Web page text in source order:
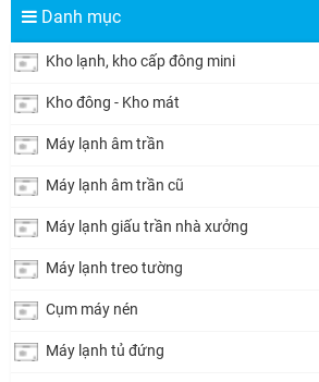
Danh mục
Kho lạnh, kho cấp đông mini
Kho đông - Kho mát
Máy lạnh âm trần
Máy lạnh âm trần cũ
Máy lạnh giấu trần nhà xưởng
Máy lạnh treo tường
Cụm máy nén
Máy lạnh tủ đứng